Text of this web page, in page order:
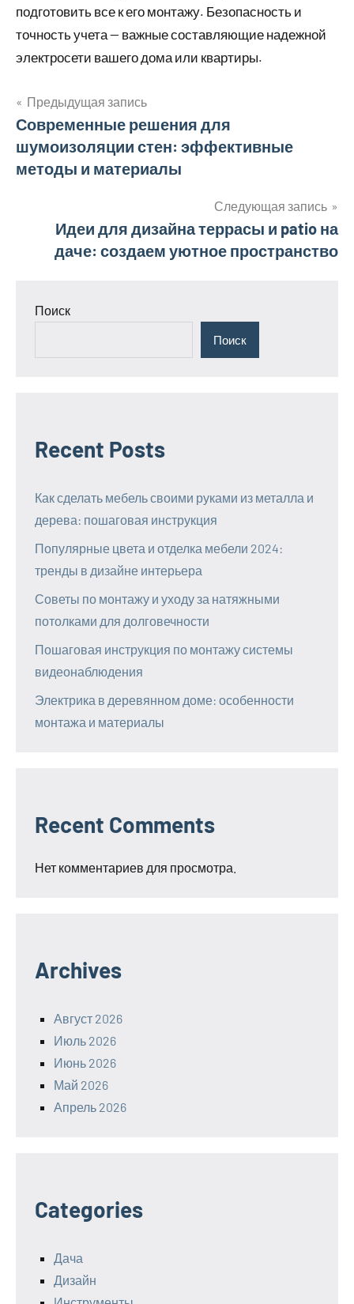
подготовить все к его монтажу. Безопасность и
точность учета — важные составляющие надежной
электросети вашего дома или квартиры.
Навигация
по
Предыдущая запись
Современные решения для
шумоизоляции стен: эффективные
методы и материалы
Следующая запись
Идеи для дизайна террасы и patio на
даче: создаем уютное пространство
Поиск
Поиск
Recent Posts
Как сделать мебель своими руками из металла и
дерева: пошаговая инструкция
Популярные цвета и отделка мебели 2024:
тренды в дизайне интерьера
Советы по монтажу и уходу за натяжными
потолками для долговечности
Пошаговая инструкция по монтажу системы
видеонаблюдения
Электрика в деревянном доме: особенности
монтажа и материалы
Recent Comments
Нет комментариев для просмотра.
Archives
Август 2026
Июль 2026
Июнь 2026
Май 2026
Апрель 2026
Categories
Дача
Дизайн